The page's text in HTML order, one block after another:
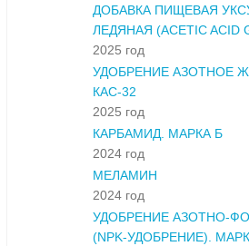
ДОБАВКА ПИЩЕВАЯ
ЛЕДЯНАЯ (ACETIC ACID
2025 год
УДОБРЕНИЕ АЗОТНОЕ
КАС-32
2025 год
КАРБАМИД. МАРКА Б
2024 год
МЕЛАМИН
2024 год
УДОБРЕНИЕ АЗОТНО-
(NPK-УДОБРЕНИЕ).